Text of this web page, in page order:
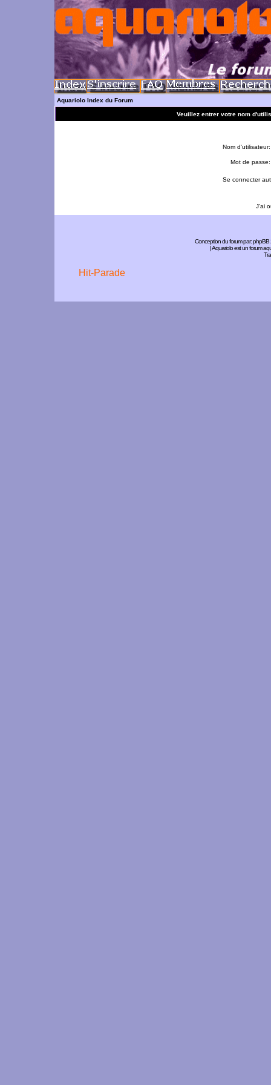
Aquariolo Index du Forum
Veuillez entrer votre nom
Nom d'utilisateur:
Mot de passe:
Se connecter
J'ai
Conception du forum par:phpBB
| Aquariolo est un forum